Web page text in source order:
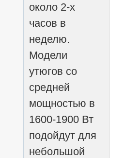
около 2-х
часов в
неделю.
Модели
утюгов со
средней
мощностью в
1600-1900 Вт
подойдут для
небольшой